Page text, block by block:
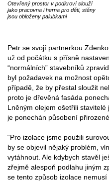
Otevřený prostor v podkroví slouží
jako pracovna i herna pro děti, stěny
jsou obloženy palubkami
Petr se svojí partnerkou
už od počátku s přísně
“normálních” stavebníků
byl požadavek na možnost
případě, že by přestal sloužit
proto je dřevěná fasáda
Lněným olejem ošetřili
je ponechán působení
“Pro izolace jsme použili
by se objevil nějaký problém,
vytáhnout. Ale kdybych stavěl
zřejmě alespoň podlahu jiným
se tento způsob izolace